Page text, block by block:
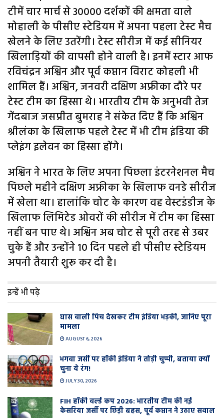
टीमें चार मार्च से 30000 दर्शकों की क्षमता वाले
मोहाली के पीसीए स्टेडियम में अपना पहला टेस्ट मैच
खेलने के लिए उतरेंगी। टेस्ट सीरीज में कई सीनियर
खिलाड़ियों की वापसी होने वाली है। इनमें स्टार आफ
रविचंद्रन अश्विन और पूर्व कप्तान विराट कोहली भी
शामिल हैं। अश्विन, जनवरी दक्षिण अफ्रीका दौरे पर
टेस्ट टीम का हिस्सा थे। भारतीय टीम के अनुभवी तेज
गेंदबाज जसप्रीत बुमराह ने संकेत दिए हैं कि अश्विन
श्रीलंका के खिलाफ पहले टेस्ट में भी टीम इंडिया की
प्लेइंग इलेवन का हिस्सा होंगे।
अश्विन ने भारत के लिए अपना पिछला इंटरनेशनल मैच
पिछले महीने दक्षिण अफ्रीका के खिलाफ वनडे सीरीज
में खेला था। हालांकि चोट के कारण वह वेस्टइंडीज के
खिलाफ लिमिटेड ओवरों की सीरीज में टीम का हिस्सा
नहीं बन पाए थे। अश्विन अब चोट से पूरी तरह से उबर
चुके हैं और उन्होंने 10 दिन पहले ही पीसीए स्टेडियम
अपनी तैयारी शुरू कर दी है।
इन्हें भी पढ़े
घास वाली प‍िच देखकर टीम इंडिया भड़की, जानिए पूरा
मामला
AUGUST 6, 2026
भगवा जर्सी पर हॉकी इंडिया ने तोड़ी चुप्पी, बताया क्यों
चुना ये रंग!
JULY 30, 2026
FIH हॉकी वर्ल्ड कप 2026: भारतीय टीम की नई
केसरिया जर्सी पर छिड़ी बहस, पूर्व कप्तान ने उठाए सवाल